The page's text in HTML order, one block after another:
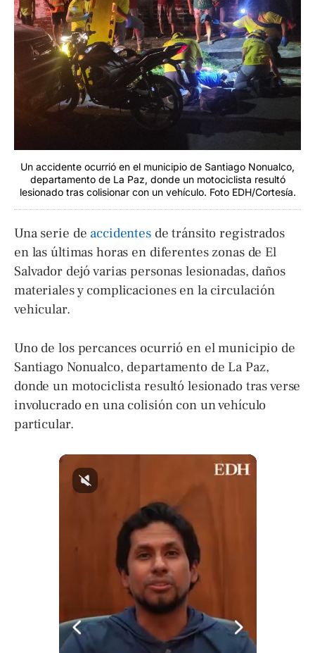
Un accidente ocurrió en el municipio de Santiago Nonualco,
departamento de La Paz, donde un motociclista resultó
lesionado tras colisionar con un vehículo. Foto EDH/Cortesía.
Una serie de accidentes de tránsito registrados
en las últimas horas en diferentes zonas de El
Salvador dejó varias personas lesionadas, daños
materiales y complicaciones en la circulación
vehicular.
Uno de los percances ocurrió en el municipio de
Santiago Nonualco, departamento de La Paz,
donde un motociclista resultó lesionado tras verse
involucrado en una colisión con un vehículo
particular.